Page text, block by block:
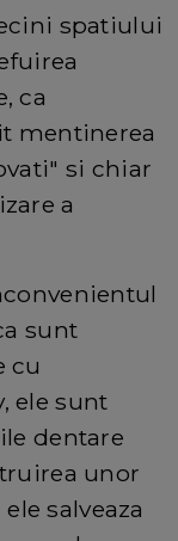
spatiului
ca
mentinerea
si chiar
a
sunt
cu
ele sunt
dentare
unor
salveaza